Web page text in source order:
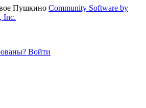
Пушкино Community Software by
Inc.
Войти